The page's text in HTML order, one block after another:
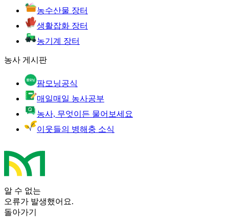
농수산물 장터
생활잡화 장터
농기계 장터
농사 게시판
팜모닝공식
매일매일 농사공부
농사, 무엇이든 물어보세요
이웃들의 병해충 소식
알 수 없는
오류가 발생했어요.
돌아가기